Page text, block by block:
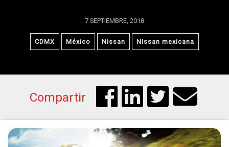
7 SEPTIEMBRE, 2018
CDMX México Nissan Nissan mexicana
Compartir